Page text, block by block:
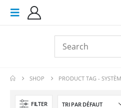
SHOP PRODUCT TAG -
FILTER